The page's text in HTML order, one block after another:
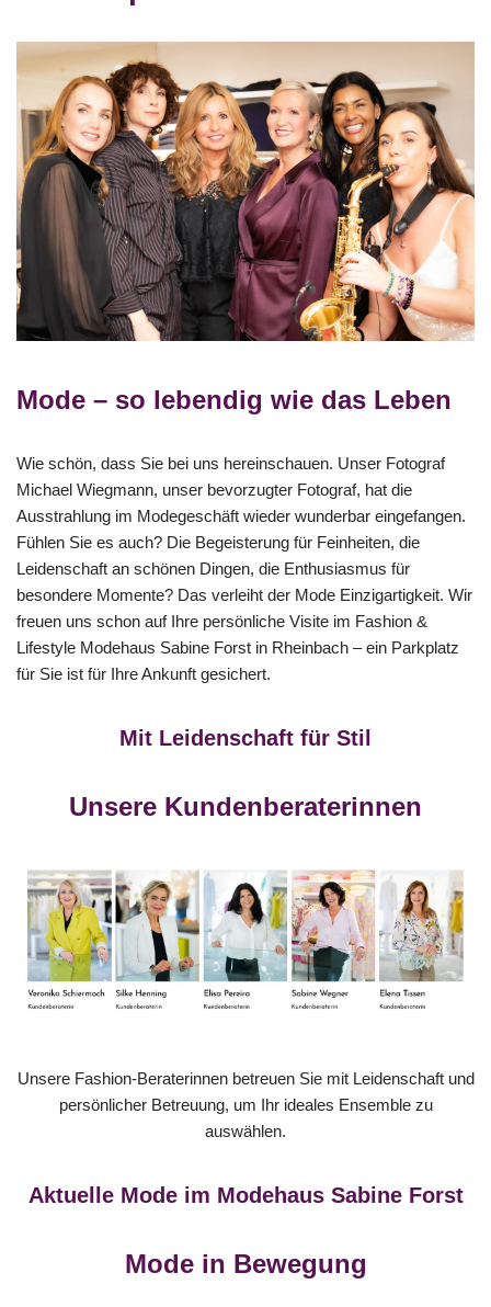
Mode – so lebendig wie das Leben
Wie schön, dass Sie bei uns hereinschauen. Unser Fotograf
Michael Wiegmann, unser bevorzugter Fotograf, hat die
Ausstrahlung im Modegeschäft wieder wunderbar eingefangen.
Fühlen Sie es auch? Die Begeisterung für Feinheiten, die
Leidenschaft an schönen Dingen, die Enthusiasmus für
besondere Momente? Das verleiht der Mode Einzigartigkeit. Wir
freuen uns schon auf Ihre persönliche Visite im Fashion &
Lifestyle Modehaus Sabine Forst in Rheinbach – ein Parkplatz
für Sie ist für Ihre Ankunft gesichert.
Mit Leidenschaft für Stil
Unsere Kundenberaterinnen
Unsere Fashion-Beraterinnen betreuen Sie mit Leidenschaft und
persönlicher Betreuung, um Ihr ideales Ensemble zu
auswählen.
Aktuelle Mode im Modehaus Sabine Forst
Mode in Bewegung